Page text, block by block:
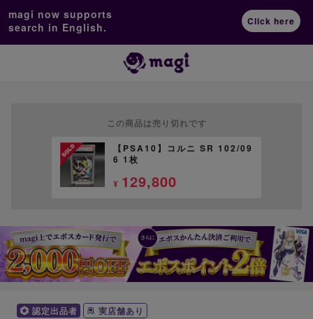
magi now supports
search in English.
Click here
この商品は売り切れです
【PSA10】コルニ SR 102/09
6 1枚
¥ 129,800
認定出品者 実店舗あり